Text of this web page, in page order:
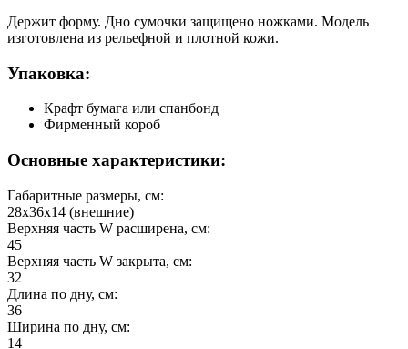
Держит форму. Дно сумочки защищено ножками. Модель
изготовлена из рельефной и плотной кожи.
Упаковка:
Крафт бумага или спанбонд
Фирменный короб
Основные характеристики:
Габаритные размеры, см:
28х36х14 (внешние)
Верхняя часть W расширена, см:
45
Верхняя часть W закрыта, см:
32
Длина по дну, см:
36
Ширина по дну, см:
14